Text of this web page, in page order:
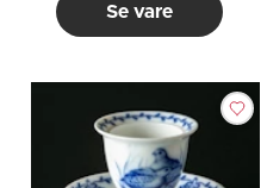
Se vare